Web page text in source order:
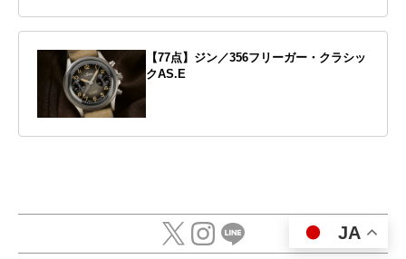
【77点】ジン／356フリーガー・クラシッ
クAS.E
JA